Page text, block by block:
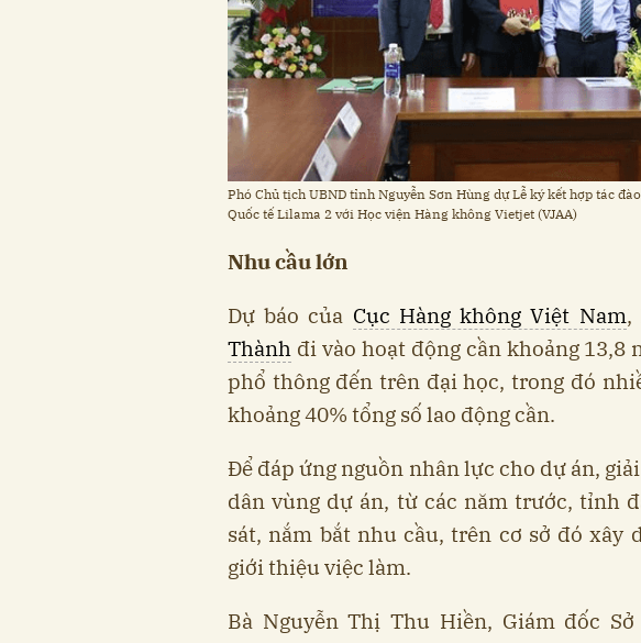
Phó Chủ tịch UBND tỉnh Nguyễn Sơn Hùng dự Lễ ký kết hợp tác
Quốc tế Lilama 2 với Học viện Hàng không Vietjet (VJAA)
Nhu cầu lớn
Dự báo của Cục Hàng không Việt Nam,
Thành đi vào hoạt động cần khoảng
phổ thông đến trên đại học, trong đó
khoảng 40% tổng số lao động cần.
Để đáp ứng nguồn nhân lực cho dự án,
dân vùng dự án, từ các năm trước, tỉnh
sát, nắm bắt nhu cầu, trên cơ sở đó xây
giới thiệu việc làm.
Bà Nguyễn Thị Thu Hiền, Giám đốc